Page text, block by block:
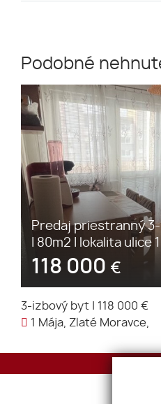
Podobné
Predaj priestranný
I 80m2 I lokalita ulice
118 000 €
3-izbový byt
118 000 €
1 Mája, Zlaté Moravce,